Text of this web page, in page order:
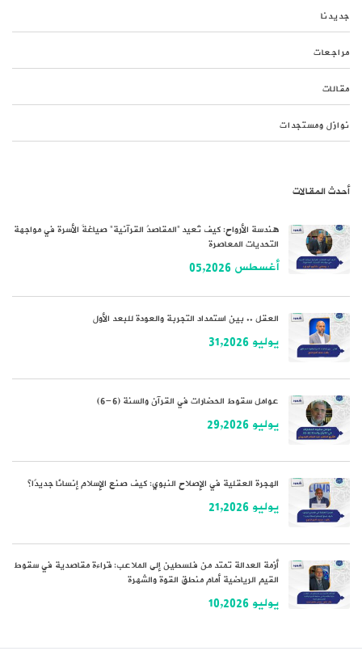
جديدنا
مراجعات
مقالات
نوازل ومستجدات
أحدث المقالات
هندسة الأرواح: كيف تُعيد “المقاصدُ القرآنية” صياغةَ الأسرة في مواجهة
التحديات المعاصرة
أغسطس 05,2026
العقل .. بين استمداد التجربة والعودة للبعد الأول
يوليو 31,2026
عوامل سقوط الحضارات في القرآن والسنة (6-6)
يوليو 29,2026
الهجرة العقلية في الإصلاح النبوي: كيف صنع الإسلام إنسانًا جديدًا؟
يوليو 21,2026
أزمة العدالة تمتد من فلسطين إلى الملاعب: قراءة مقاصدية في سقوط
القيم الرياضية أمام منطق القوة والشهرة
يوليو 10,2026